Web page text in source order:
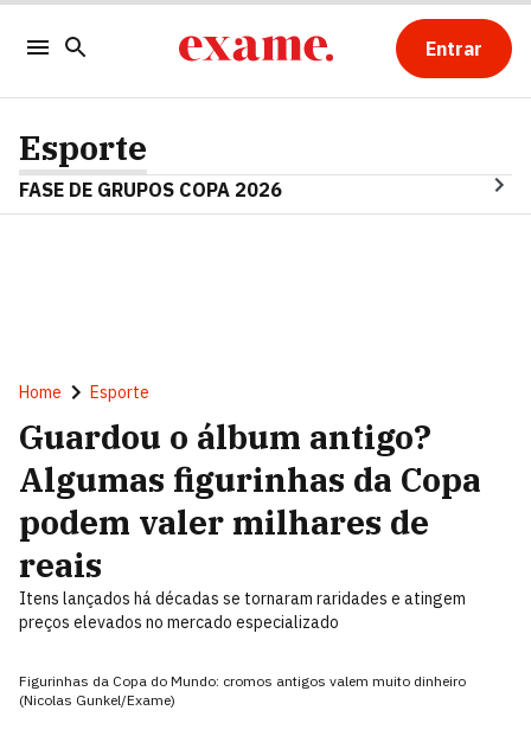
Entrar
Esporte
FASE DE GRUPOS COPA 2026
Home Esporte
Guardou o álbum antigo?
Algumas figurinhas da Copa
podem valer milhares de
reais
Itens lançados há décadas se tornaram raridades e atingem
preços elevados no mercado especializado
Figurinhas da Copa do Mundo: cromos antigos valem muito dinheiro
(Nicolas Gunkel/Exame)